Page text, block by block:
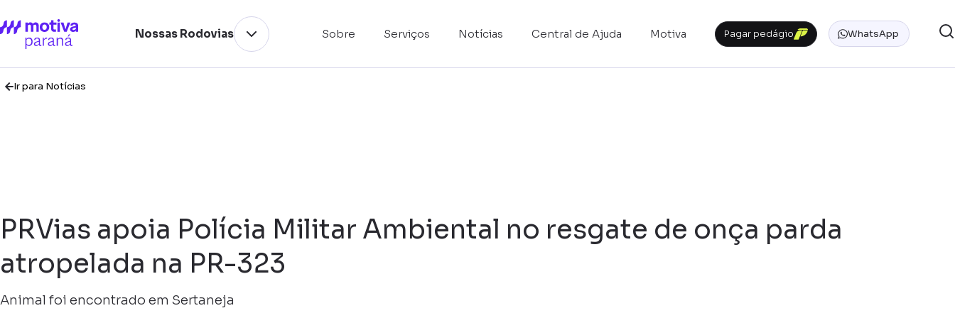
Nossas Rodovias Sobre Serviços Notícias Central de Ajuda Motiva Pagar pedágio WhatsApp
Ir para Notícias
PRVias apoia Polícia Militar Ambiental no resgate de onça parda
atropelada na PR-323
Animal foi encontrado em Sertaneja